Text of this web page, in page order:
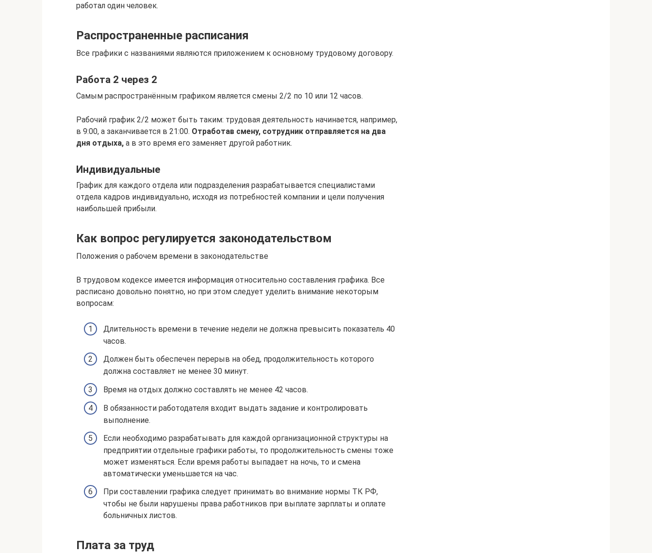
работал один человек.
Распространенные расписания
Все графики с названиями являются приложением к основному трудовому договору.
Работа 2 через 2
Самым распространённым графиком является смены 2/2 по 10 или 12 часов.
Рабочий график 2/2 может быть таким: трудовая деятельность начинается, например,
в 9:00, а заканчивается в 21:00. Отработав смену, сотрудник отправляется на два
дня отдыха, а в это время его заменяет другой работник.
Индивидуальные
График для каждого отдела или подразделения разрабатывается специалистами
отдела кадров индивидуально, исходя из потребностей компании и цели получения
наибольшей прибыли.
Как вопрос регулируется законодательством
Положения о рабочем времени в законодательстве
В трудовом кодексе имеется информация относительно составления графика. Все
расписано довольно понятно, но при этом следует уделить внимание некоторым
вопросам:
Длительность времени в течение недели не должна превысить показатель 40
часов.
Должен быть обеспечен перерыв на обед, продолжительность которого
должна составляет не менее 30 минут.
Время на отдых должно составлять не менее 42 часов.
В обязанности работодателя входит выдать задание и контролировать
выполнение.
Если необходимо разрабатывать для каждой организационной структуры на
предприятии отдельные графики работы, то продолжительность смены тоже
может изменяться. Если время работы выпадает на ночь, то и смена
автоматически уменьшается на час.
При составлении графика следует принимать во внимание нормы ТК РФ,
чтобы не были нарушены права работников при выплате зарплаты и оплате
больничных листов.
Плата за труд